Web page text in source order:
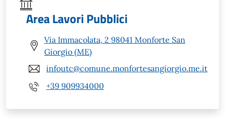
Area Lavori Pubblici
Via Immacolata, 2 98041 Monforte San
Giorgio (ME)
infoutc@comune.monfortesangiorgio.me.it
+39 909934000